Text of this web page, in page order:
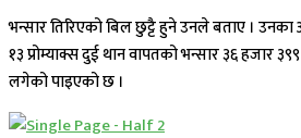
भन्सार तिरिएको बिल छुट्टै हुने उनले बताए ।
१३ प्रोम्याक्स दुई थान वापतको भन्सार ३६ हजार
लगेको पाइएको छ ।